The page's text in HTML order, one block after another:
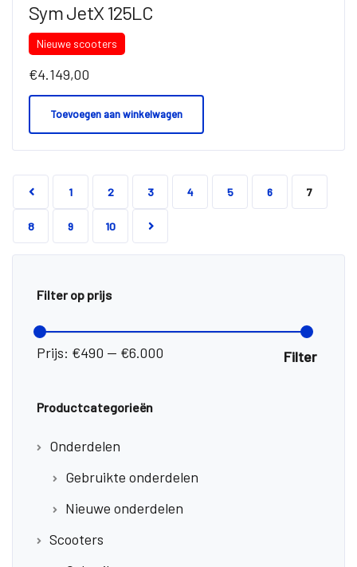
Sym JetX 125LC
Nieuwe scooters
€4.149,00
Toevoegen aan winkelwagen
1 2 3 4 5 6 7
8 9 10
Filter op prijs
Min.
prijs
Max.
prijs
Filter
Prijs: €490 — €6.000
Productcategorieën
Onderdelen
Gebruikte onderdelen
Nieuwe onderdelen
Scooters